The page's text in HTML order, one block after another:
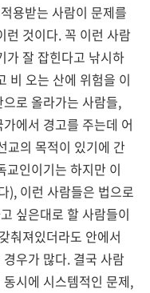
용받는 사람이 문제를
런 것이다. 꼭 이런 사람
가 잘 잡힌다고 낚시하
비 오는 산에 위험을 이
로 올라가는 사람들,
에서 경고를 주는데 어
교의 목적이 있기에 간
교인이기는 하지만 이
), 이런 사람들은 법으로
싶은대로 할 사람들이
춰져있더라도 안에서
우가 많다. 결국 사람
시에 시스템적인 문제,